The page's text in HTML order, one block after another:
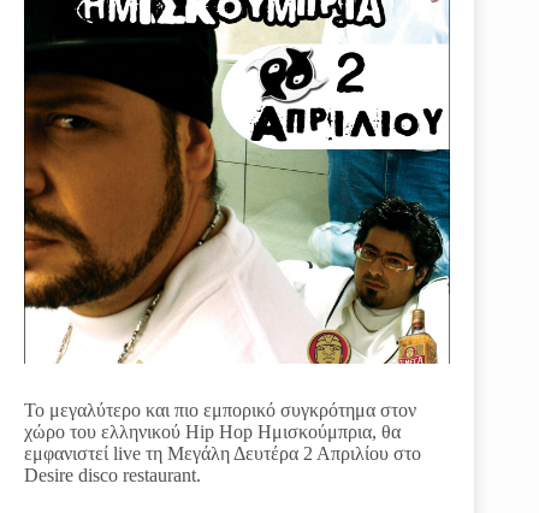
Το μεγαλύτερο και πιο εμπορικό συγκρότημα στον
χώρο του ελληνικού Hip Hop Ημισκούμπρια, θα
εμφανιστεί live τη Μεγάλη Δευτέρα 2 Απριλίου στο
Desire disco restaurant.